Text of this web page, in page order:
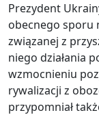
Prezydent
obecnego sporu
związanej z
niego działania
wzmocnieniu
rywalizacji z
przypomniał